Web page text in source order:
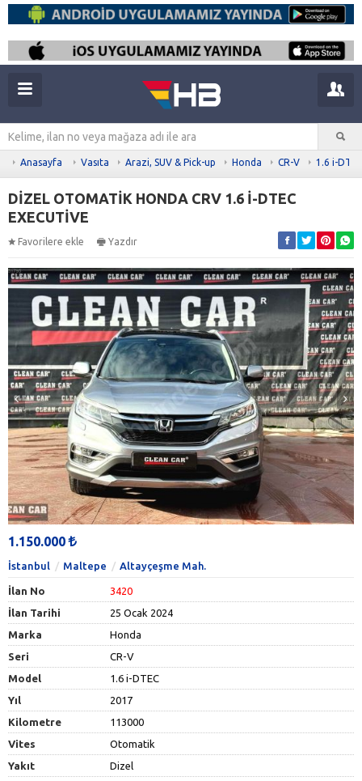
Anasayfa Vasıta Arazi, SUV & Pick-up Honda CR-V 1.6 i-DTEC
DİZEL OTOMATİK HONDA CRV 1.6 İ-DTEC
EXECUTİVE
Favorilere ekle Yazdır
1.150.000
İstanbul Maltepe Altayçeşme Mah.
İlan No
3420
İlan Tarihi
25 Ocak 2024
Marka
Honda
Seri
CR-V
Model
1.6 i-DTEC
Yıl
2017
Kilometre
113000
Vites
Otomatik
Yakıt
Dizel